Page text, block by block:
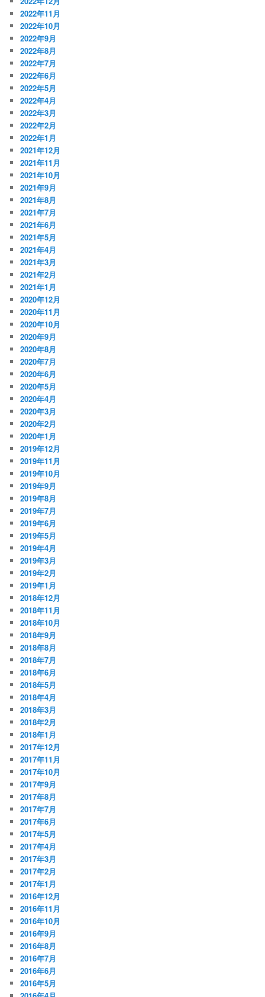
2022年11月
2022年10月
2022年9月
2022年8月
2022年7月
2022年6月
2022年5月
2022年4月
2022年3月
2022年2月
2022年1月
2021年12月
2021年11月
2021年10月
2021年9月
2021年8月
2021年7月
2021年6月
2021年5月
2021年4月
2021年3月
2021年2月
2021年1月
2020年12月
2020年11月
2020年10月
2020年9月
2020年8月
2020年7月
2020年6月
2020年5月
2020年4月
2020年3月
2020年2月
2020年1月
2019年12月
2019年11月
2019年10月
2019年9月
2019年8月
2019年7月
2019年6月
2019年5月
2019年4月
2019年3月
2019年2月
2019年1月
2018年12月
2018年11月
2018年10月
2018年9月
2018年8月
2018年7月
2018年6月
2018年5月
2018年4月
2018年3月
2018年2月
2018年1月
2017年12月
2017年11月
2017年10月
2017年9月
2017年8月
2017年7月
2017年6月
2017年5月
2017年4月
2017年3月
2017年2月
2017年1月
2016年12月
2016年11月
2016年10月
2016年9月
2016年8月
2016年7月
2016年6月
2016年5月